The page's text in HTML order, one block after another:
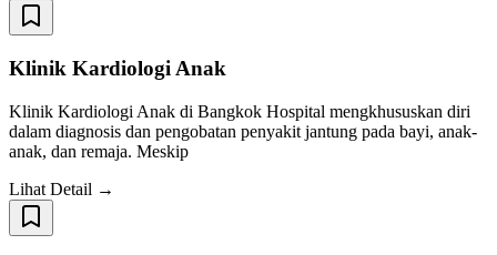
Klinik Kardiologi Anak
Klinik Kardiologi Anak di Bangkok Hospital mengkhususkan diri
dalam diagnosis dan pengobatan penyakit jantung pada bayi, anak-
anak, dan remaja. Meskip
Lihat Detail →